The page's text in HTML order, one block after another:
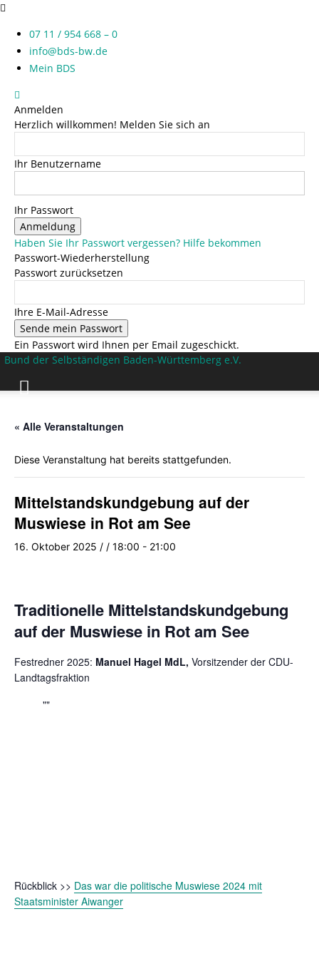
07 11 / 954 668 – 0
info@bds-bw.de
Mein BDS
Anmelden
Herzlich willkommen! Melden Sie sich an
Ihr Benutzername
Ihr Passwort
Haben Sie Ihr Passwort vergessen? Hilfe bekommen
Passwort-Wiederherstellung
Passwort zurücksetzen
Ihre E-Mail-Adresse
Ein Passwort wird Ihnen per Email zugeschickt.
Bund der Selbständigen Baden-Württemberg e.V.
« Alle Veranstaltungen
Diese Veranstaltung hat bereits stattgefunden.
Mittelstandskundgebung auf der
Muswiese in Rot am See
16. Oktober 2025 / / 18:00 - 21:00
Traditionelle Mittelstandskundgebung
auf der Muswiese in Rot am See
Festredner 2025: Manuel Hagel MdL, Vorsitzender der CDU-
Landtagsfraktion
Rückblick >> Das war die politische Muswiese 2024 mit
Staatsminister Aiwanger